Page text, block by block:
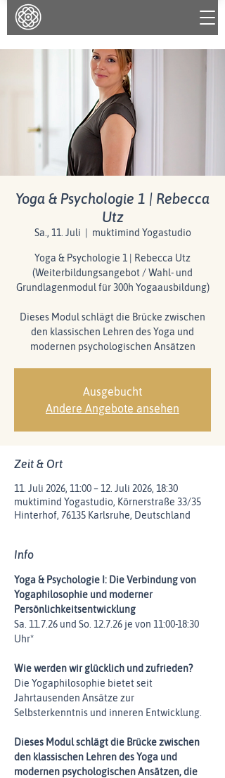
Yoga & Psychologie 1 | Rebecca
Utz
Sa., 11. Juli muktimind Yogastudio
Yoga & Psychologie 1 | Rebecca Utz
(Weiterbildungsangebot / Wahl- und
Grundlagenmodul für 300h Yogaausbildung)
Dieses Modul schlägt die Brücke zwischen
den klassischen Lehren des Yoga und
Ausgebucht
Andere Angebote ansehen
Zeit & Ort
11. Juli 2026, 11:00 – 12. Juli 2026, 18:30
muktimind Yogastudio, Körnerstraße 33/35
Hinterhof, 76135 Karlsruhe, Deutschland
Info
Yoga & Psychologie I: Die Verbindung von
Yogaphilosophie und moderner
Persönlichkeitsentwicklung
Sa. 11.7.26 und So. 12.7.26 je von 11:00-18:30
Uhr*
Wie werden wir glücklich und zufrieden?
Die Yogaphilosophie bietet seit
Jahrtausenden Ansätze zur
Selbsterkenntnis und inneren Entwicklung.
Dieses Modul schlägt die Brücke zwischen
den klassischen Lehren des Yoga und
modernen psychologischen Ansätzen, die